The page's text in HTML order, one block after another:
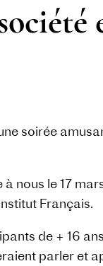
soirée
à nous le 17
Français.
de + 16
parler et